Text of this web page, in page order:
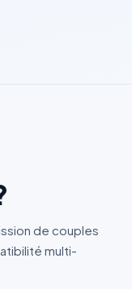
de couples
multi-